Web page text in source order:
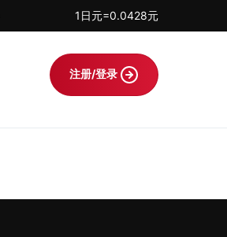
1日元=0.0428元
注册/登录